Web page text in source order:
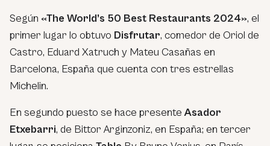
Según «The World’s 50 Best Restaurants 2024», el
primer lugar lo obtuvo Disfrutar, comedor de Oriol de
Castro, Eduard Xatruch y Mateu Casañas en
Barcelona, España que cuenta con tres estrellas
Michelin.
En segundo puesto se hace presenteAsador
Etxebarri, de Bittor Arginzoniz, en España; en tercer